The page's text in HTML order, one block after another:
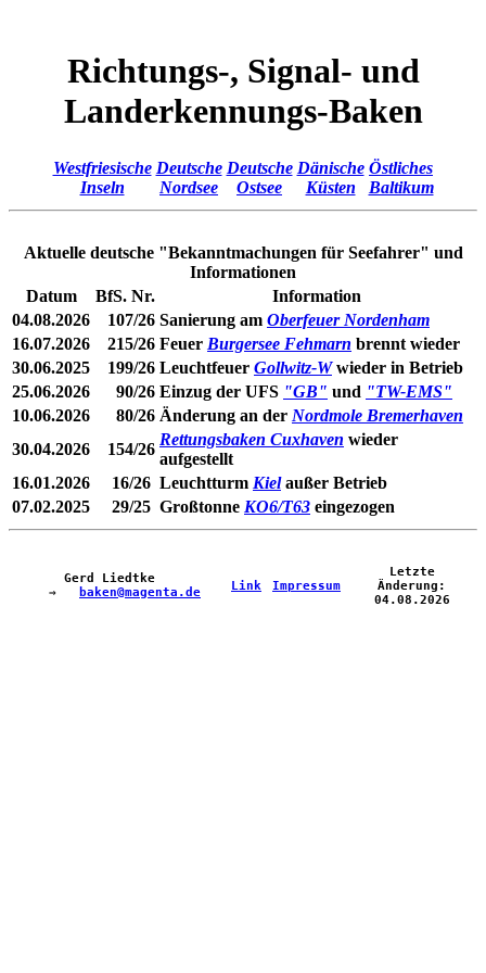
Richtungs-, Signal- und
Landerkennungs-Baken
Westfriesische
Inseln
Deutsche
Nordsee
Deutsche
Ostsee
Dänische
Küsten
Östliches
Baltikum
Aktuelle deutsche "Bekanntmachungen für Seefahrer" und
Informationen
Datum
BfS. Nr.
Information
04.08.2026
107/26 Sanierung am Oberfeuer Nordenham
16.07.2026
215/26 Feuer Burgersee Fehmarn brennt wieder
30.06.2025
199/26 Leuchtfeuer Gollwitz-Wwieder in Betrieb
25.06.2026
90/26 Einzug der UFS "GB" und "TW-EMS"
10.06.2026
80/26 Änderung an der Nordmole Bremerhaven
30.04.2026
154/26
Rettungsbaken Cuxhaven wieder
aufgestellt
16.01.2026
16/26 Leuchtturm Kielaußer Betrieb
07.02.2025
29/25 Großtonne KO6/T63 eingezogen
Gerd Liedtke
⇒
baken@magenta.de Link Impressum
Letzte
Änderung:
04.08.2026